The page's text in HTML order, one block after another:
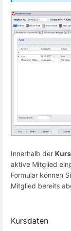
Innerhalb der
aktive Mitglied
Formular können
Mitglied bereits
Kursdaten